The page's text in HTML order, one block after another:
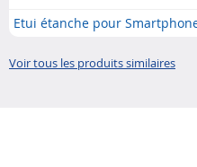
Etui étanche pour
Voir tous les produits similaires